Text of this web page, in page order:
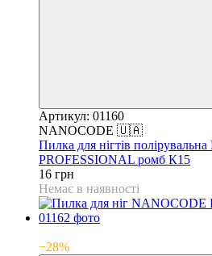
Артикул: 01160
NANOCODE 🇺🇦
Пилка для нігтів
PROFESSIONAL ромб К15
16 грн
Немає в наявності
−28%